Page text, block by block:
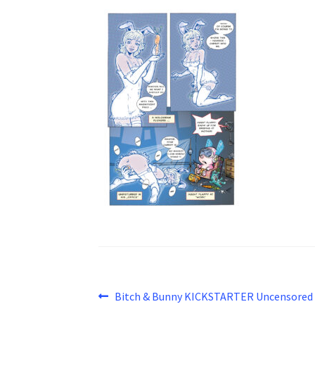
Beitragsnavigation
Vorheriger
Bitch & Bunny KICKSTARTER Uncensored